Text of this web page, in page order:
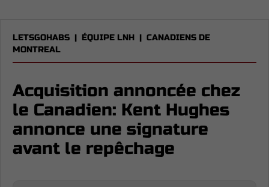
LETSGOHABS | ÉQUIPE LNH | CANADIENS DE
MONTREAL
Acquisition annoncée chez
le Canadien: Kent Hughes
annonce une signature
avant le repêchage